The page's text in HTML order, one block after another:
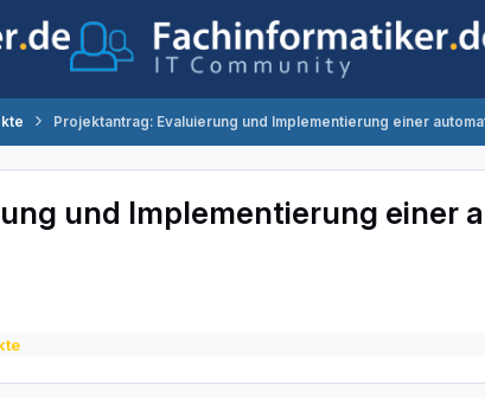
Projektantrag: Evaluierung und Implementierung einer
und Implementierung einer